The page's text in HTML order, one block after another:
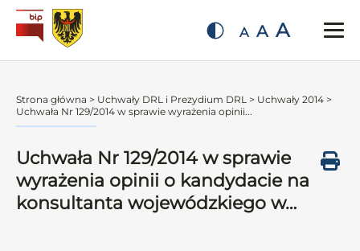
A A A
Strona główna > Uchwały DRL i Prezydium DRL > Uchwały 2014 >
Uchwała Nr 129/2014 w sprawie wyrażenia opinii...
Uchwała Nr 129/2014 w sprawie
wyrażenia opinii o kandydacie na
konsultanta wojewódzkiego w…